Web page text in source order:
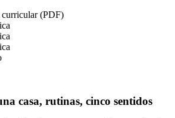
curricular (PDF)
casa, rutinas, cinco sentidos